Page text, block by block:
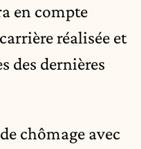
en compte
réalisée et
des dernières
chômage avec